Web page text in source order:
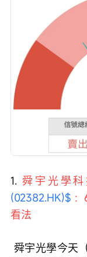
1. 舜宇光學科
(02382.HK)$
看法